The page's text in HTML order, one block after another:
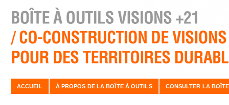
ACCUEIL À PROPOS DE LA BOÎTE À OUTILS CONSULTER LA